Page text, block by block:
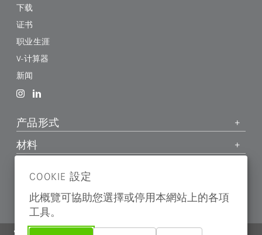
COOKIE 設定
此概覽可協助您選擇或停用本網站上的各項
工具。
下载
证书
职业生涯
V-计算器
新闻
产品形式
材料
公司